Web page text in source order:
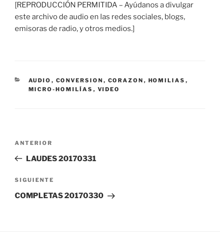
[REPRODUCCIÓN PERMITIDA – Ayúdanos a divulgar
este archivo de audio en las redes sociales, blogs,
emisoras de radio, y otros medios.]
CATEGORÍAS
AUDIO , CONVERSION , CORAZON , HOMILIAS ,
MICRO-HOMILÍAS , VIDEO
entradas
Entrada
anterior:
ANTERIOR
LAUDES 20170331
Siguiente
entrada
SIGUIENTE
COMPLETAS 20170330